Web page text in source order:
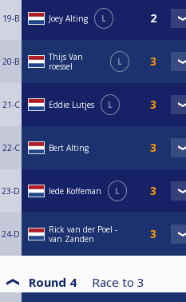
19-B Joey Alting L
20-B
Thijs Van
roessel
L
21-C Eddie Lutjes L
22-C Bert Alting
23-D Iede Koffeman L
24-D
Rick van der Poel -
van Zanden
Round 4 Race to 3